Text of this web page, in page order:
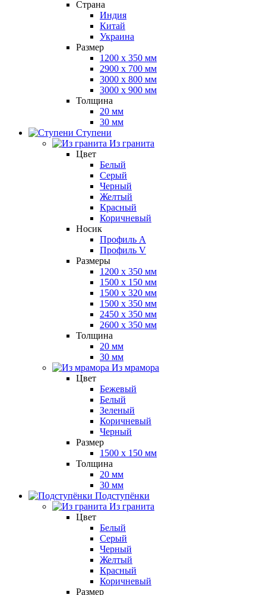
Страна
Индия
Китай
Украина
Размер
1200 x 350 мм
2900 x 700 мм
3000 x 800 мм
3000 x 900 мм
Толщина
20 мм
30 мм
Ступени
Из гранита
Цвет
Белый
Серый
Черный
Желтый
Красный
Коричневый
Носик
Профиль A
Профиль V
Размеры
1200 x 350 мм
1500 x 150 мм
1500 x 320 мм
1500 x 350 мм
2450 x 350 мм
2600 x 350 мм
Толщина
20 мм
30 мм
Из мрамора
Цвет
Бежевый
Белый
Зеленый
Коричневый
Черный
Размер
1500 x 150 мм
Толщина
20 мм
30 мм
Подступёнки
Из гранита
Цвет
Белый
Серый
Черный
Желтый
Красный
Коричневый
Размер